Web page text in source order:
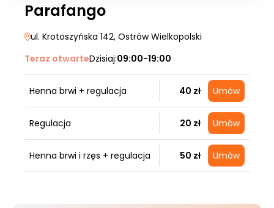
Parafango
ul. Krotoszyńska 142, Ostrów Wielkopolski
Teraz otwarteDzisiaj:09:00-19:00
Henna brwi + regulacja 40 zł Umów
Regulacja 20 zł Umów
Henna brwi i rzęs + regulacja 50 zł Umów